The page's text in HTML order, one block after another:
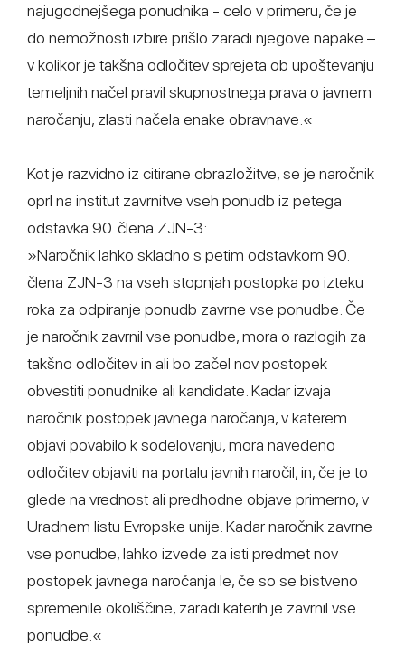
najugodnejšega ponudnika - celo v primeru, če je
do nemožnosti izbire prišlo zaradi njegove napake –
v kolikor je takšna odločitev sprejeta ob upoštevanju
temeljnih načel pravil skupnostnega prava o javnem
naročanju, zlasti načela enake obravnave.«
Kot je razvidno iz citirane obrazložitve, se je naročnik
oprl na institut zavrnitve vseh ponudb iz petega
odstavka 90. člena ZJN-3:
»Naročnik lahko skladno s petim odstavkom 90.
člena ZJN-3 na vseh stopnjah postopka po izteku
roka za odpiranje ponudb zavrne vse ponudbe. Če
je naročnik zavrnil vse ponudbe, mora o razlogih za
takšno odločitev in ali bo začel nov postopek
obvestiti ponudnike ali kandidate. Kadar izvaja
naročnik postopek javnega naročanja, v katerem
objavi povabilo k sodelovanju, mora navedeno
odločitev objaviti na portalu javnih naročil, in, če je to
glede na vrednost ali predhodne objave primerno, v
Uradnem listu Evropske unije. Kadar naročnik zavrne
vse ponudbe, lahko izvede za isti predmet nov
postopek javnega naročanja le, če so se bistveno
spremenile okoliščine, zaradi katerih je zavrnil vse
ponudbe.«